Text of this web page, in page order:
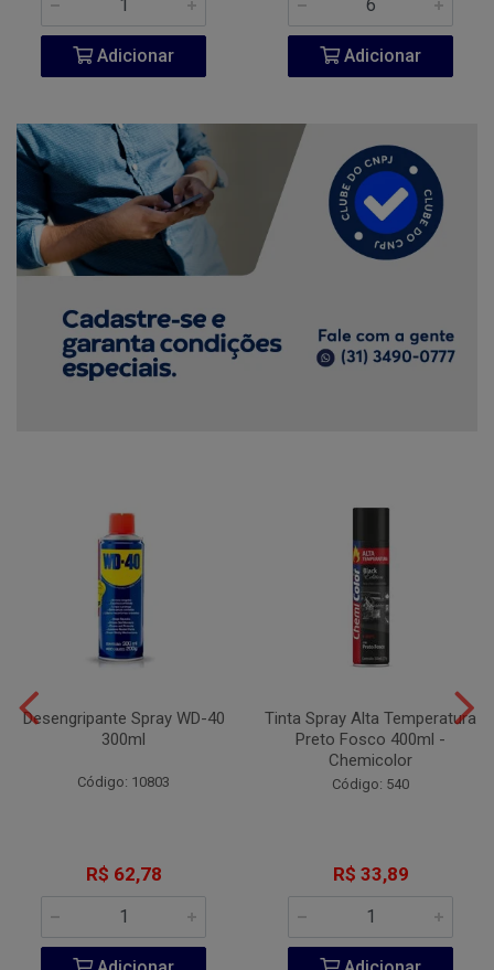
Adicionar Adicionar
Desengripante Spray WD-40
300ml
Código: 10803
R$ 62,78
Tinta Spray Alta Temperatura
Preto Fosco 400ml -
Chemicolor
Código: 540
R$ 33,89